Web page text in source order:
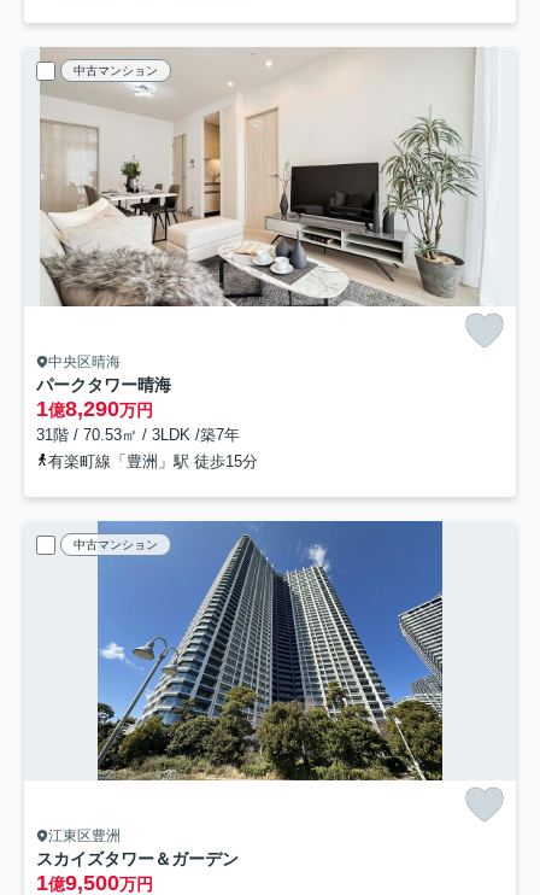
中古マンション
中央区晴海
パークタワー晴海
1億8,290万円
31階 / 70.53㎡ / 3LDK /築7年
有楽町線「豊洲」駅 徒歩15分
中古マンション
江東区豊洲
スカイズタワー＆ガーデン
1億9,500万円